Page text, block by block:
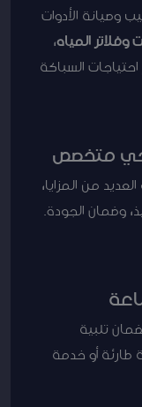
وصيانة الأدوات
وفلاتر المياه،
السباكة
متخصص
من المزايا،
وضمان الجودة.
مدار 24 ساعة لضمان تلبية
أو خدمة